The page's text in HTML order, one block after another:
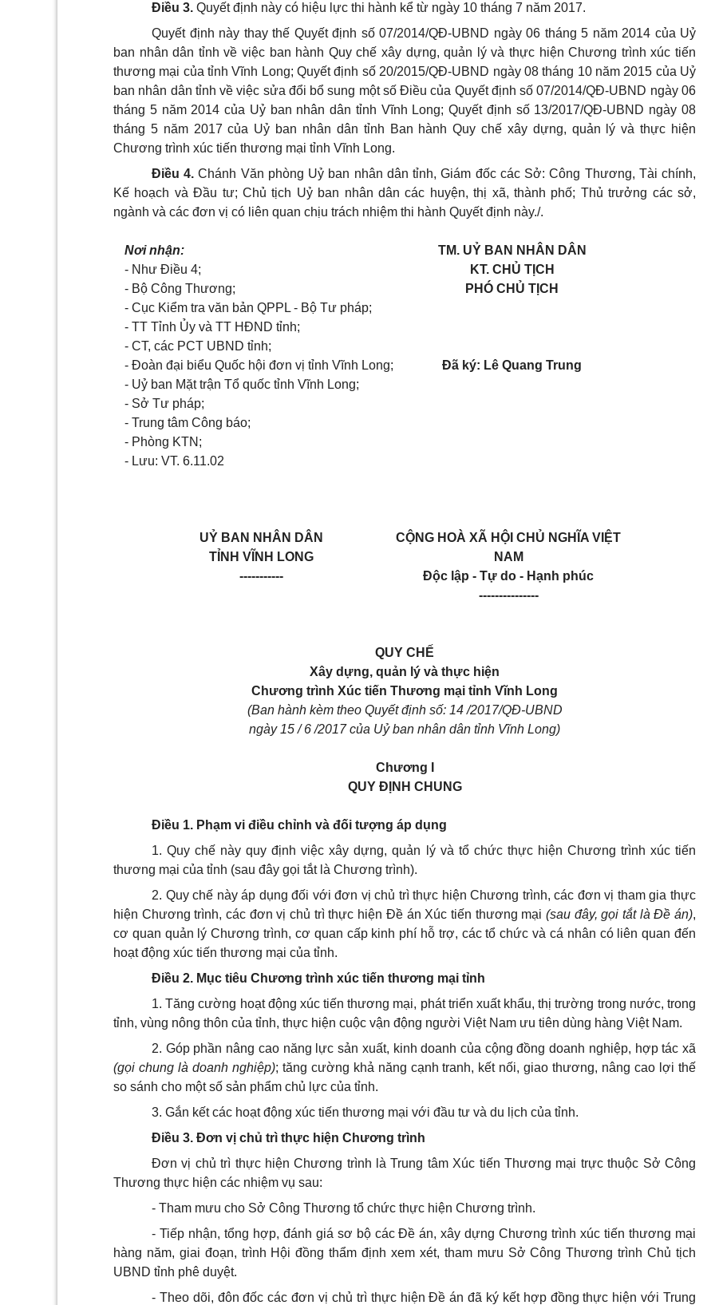
Điều 3. Quyết định này có hiệu lực thi hành kể từ ngày 10 tháng 7 năm 2017.
Quyết định này thay thế Quyết định số 07/2014/QĐ-UBND ngày 06 tháng 5 năm 2014 của Uỷ
ban nhân dân tỉnh về việc ban hành Quy chế xây dựng, quản lý và thực hiện Chương trình xúc tiến
thương mại của tỉnh Vĩnh Long; Quyết định số 20/2015/QĐ-UBND ngày 08 tháng 10 năm 2015 của Uỷ
ban nhân dân tỉnh về việc sửa đổi bổ sung một số Điều của Quyết định số 07/2014/QĐ-UBND ngày 06
tháng 5 năm 2014 của Uỷ ban nhân dân tỉnh Vĩnh Long; Quyết định số 13/2017/QĐ-UBND ngày 08
tháng 5 năm 2017 của Uỷ ban nhân dân tỉnh Ban hành Quy chế xây dựng, quản lý và thực hiện
Chương trình xúc tiến thương mại tỉnh Vĩnh Long.
Điều 4. Chánh Văn phòng Uỷ ban nhân dân tỉnh, Giám đốc các Sở: Công Thương, Tài chính,
Kế hoạch và Đầu tư; Chủ tịch Uỷ ban nhân dân các huyện, thị xã, thành phố; Thủ trưởng các sở,
ngành và các đơn vị có liên quan chịu trách nhiệm thi hành Quyết định này./.
Nơi nhận:
- Như Điều 4;
- Bộ Công Thương;
- Cục Kiểm tra văn bản QPPL - Bộ Tư pháp;
- TT Tỉnh Ủy và TT HĐND tỉnh;
- CT, các PCT UBND tỉnh;
- Đoàn đại biểu Quốc hội đơn vị tỉnh Vĩnh Long;
- Uỷ ban Mặt trận Tổ quốc tỉnh Vĩnh Long;
- Sở Tư pháp;
- Trung tâm Công báo;
- Phòng KTN;
- Lưu: VT. 6.11.02
TM. UỶ BAN NHÂN DÂN
KT. CHỦ TỊCH
PHÓ CHỦ TỊCH
Đã ký: Lê Quang Trung
UỶ BAN NHÂN DÂN
TỈNH VĨNH LONG
-----------
CỘNG HOÀ XÃ HỘI CHỦ NGHĨA VIỆT
NAM
Độc lập - Tự do - Hạnh phúc
---------------
QUY CHẾ
Xây dựng, quản lý và thực hiện
Chương trình Xúc tiến Thương mại tỉnh Vĩnh Long
(Ban hành kèm theo Quyết định số: 14 /2017/QĐ-UBND
ngày 15 / 6 /2017 của Uỷ ban nhân dân tỉnh Vĩnh Long)
Chương I
QUY ĐỊNH CHUNG
Điều 1. Phạm vi điều chỉnh và đối tượng áp dụng
1. Quy chế này quy định việc xây dựng, quản lý và tổ chức thực hiện Chương trình xúc tiến
thương mại của tỉnh (sau đây gọi tắt là Chương trình).
2. Quy chế này áp dụng đối với đơn vị chủ trì thực hiện Chương trình, các đơn vị tham gia thực
hiện Chương trình, các đơn vị chủ trì thực hiện Đề án Xúc tiến thương mại (sau đây, gọi tắt là Đề án),
cơ quan quản lý Chương trình, cơ quan cấp kinh phí hỗ trợ, các tổ chức và cá nhân có liên quan đến
hoạt động xúc tiến thương mại của tỉnh.
Điều 2. Mục tiêu Chương trình xúc tiến thương mại tỉnh
1. Tăng cường hoạt động xúc tiến thương mại, phát triển xuất khẩu, thị trường trong nước, trong
tỉnh, vùng nông thôn của tỉnh, thực hiện cuộc vận động người Việt Nam ưu tiên dùng hàng Việt Nam.
2. Góp phần nâng cao năng lực sản xuất, kinh doanh của cộng đồng doanh nghiệp, hợp tác xã
(gọi chung là doanh nghiệp); tăng cường khả năng cạnh tranh, kết nối, giao thương, nâng cao lợi thế
so sánh cho một số sản phẩm chủ lực của tỉnh.
3. Gắn kết các hoạt động xúc tiến thương mại với đầu tư và du lịch của tỉnh.
Điều 3. Đơn vị chủ trì thực hiện Chương trình
Đơn vị chủ trì thực hiện Chương trình là Trung tâm Xúc tiến Thương mại trực thuộc Sở Công
Thương thực hiện các nhiệm vụ sau:
- Tham mưu cho Sở Công Thương tổ chức thực hiện Chương trình.
- Tiếp nhận, tổng hợp, đánh giá sơ bộ các Đề án, xây dựng Chương trình xúc tiến thương mại
hàng năm, giai đoạn, trình Hội đồng thẩm định xem xét, tham mưu Sở Công Thương trình Chủ tịch
UBND tỉnh phê duyệt.
- Theo dõi, đôn đốc các đơn vị chủ trì thực hiện Đề án đã ký kết hợp đồng thực hiện với Trung